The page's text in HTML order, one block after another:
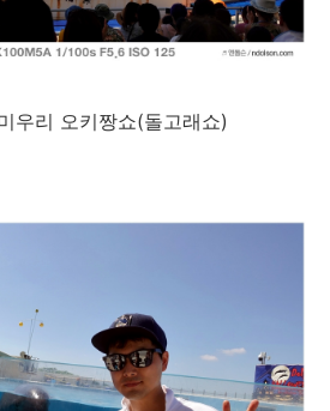
우리 오키짱쇼(돌고래쇼)